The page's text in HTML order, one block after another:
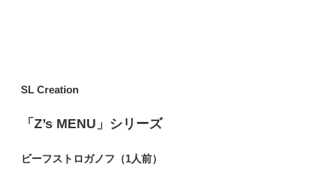
SL Creation
「Z’s MENU」シリーズ
ビーフストロガノフ（1人前）